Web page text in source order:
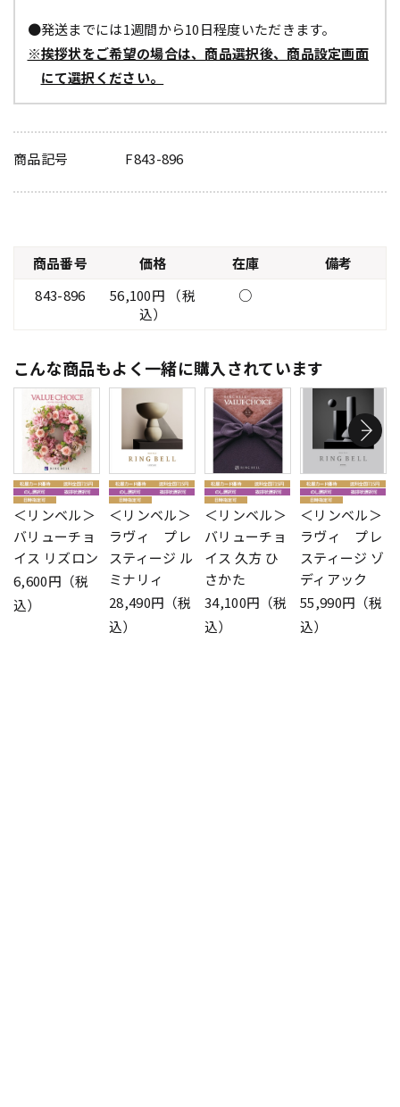
●発送までには1週間から10日程度いただきます。
※挨拶状をご希望の場合は、商品選択後、商品設定画面
にて選択ください。
商品記号 F843-896
商品番号 価格 在庫
備考
843-896
56,100円 （税
込）
○
こんな商品もよく一緒に購入されています
＜リンベル＞
バリューチョ
イス リズロン
6,600円（税
込）
＜リンベル＞
ラヴィ プレ
スティージ ル
ミナリィ
28,490円（税
込）
＜リンベル＞
バリューチョ
イス 久方 ひ
さかた
34,100円（税
込）
＜リンベル＞
ラヴィ プレ
スティージ ゾ
ディアック
55,990円（税
込）